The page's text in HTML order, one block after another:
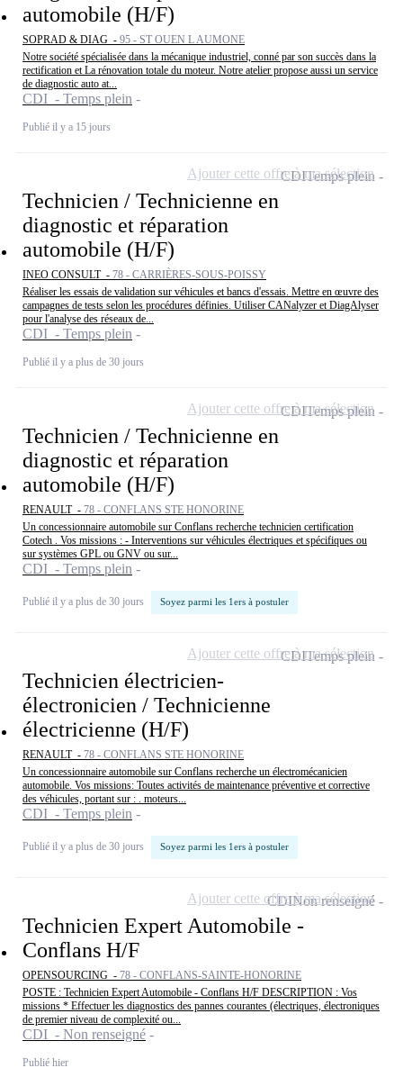
automobile (H/F)
SOPRAD & DIAG - 95 - ST OUEN L AUMONE
Notre société spécialisée dans la mécanique industriel, conné par son succès dans la
rectification et La rénovation totale du moteur. Notre atelier propose aussi un service
de diagnostic auto at...
CDI - Temps plein
Publié il y a 15 jours
Technicien / Technicienne en
diagnostic et réparation
automobile (H/F)
INEO CONSULT - 78 - CARRIÈRES-SOUS-POISSY
Réaliser les essais de validation sur véhicules et bancs d'essais. Mettre en œuvre des
campagnes de tests selon les procédures définies. Utiliser CANalyzer et DiagAlyser
pour l'analyse des réseaux de...
CDI - Temps plein
Publié il y a plus de 30 jours
CDITemps plein
Ajouter cette offre à ma sélection
Technicien / Technicienne en
diagnostic et réparation
automobile (H/F)
RENAULT - 78 - CONFLANS STE HONORINE
Un concessionnaire automobile sur Conflans recherche technicien certification
Cotech . Vos missions : - Interventions sur véhicules électriques et spécifiques ou
sur systèmes GPL ou GNV ou sur...
CDI - Temps plein
Publié il y a plus de 30 jours Soyez parmi les 1ers à postuler
CDITemps plein
Ajouter cette offre à ma sélection
Technicien électricien-
électronicien / Technicienne
électricienne (H/F)
RENAULT - 78 - CONFLANS STE HONORINE
Un concessionnaire automobile sur Conflans recherche un électromécanicien
automobile. Vos missions: Toutes activités de maintenance préventive et corrective
des véhicules, portant sur : . moteurs...
CDI - Temps plein
Publié il y a plus de 30 jours Soyez parmi les 1ers à postuler
CDITemps plein
Ajouter cette offre à ma sélection
Technicien Expert Automobile -
Conflans H/F
OPENSOURCING - 78 - CONFLANS-SAINTE-HONORINE
POSTE : Technicien Expert Automobile - Conflans H/F DESCRIPTION : Vos
missions * Effectuer les diagnostics des pannes courantes (électriques, électroniques
de premier niveau de complexité ou...
CDI - Non renseigné
Publié hier
CDINon renseigné
Ajouter cette offre à ma sélection